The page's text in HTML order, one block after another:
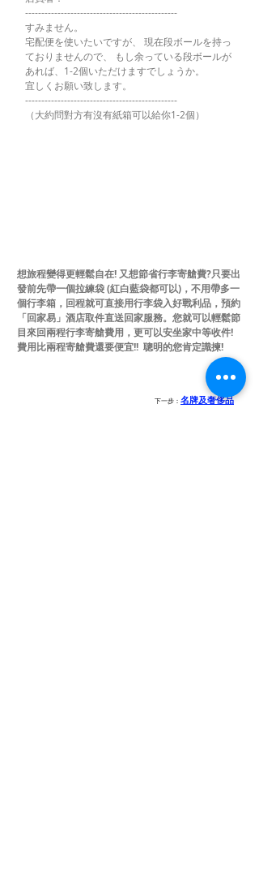
-----------------------------------------------
すみません。
宅配便を使いたいですが、 現在段ボールを持っ
ておりませんので、 もし余っている段ボールが
あれば、1-2個いただけますでしょうか。
宜しくお願い致します。
-----------------------------------------------
（大約問對方有沒有紙箱可以給你1-2個）
想旅程變得更輕鬆自在! 又想節省行李寄艙費?​只要出
發前先帶一個拉練袋 (紅白藍袋都可以)，不用帶多一
個行李箱，回程就可直接用行李袋入好戰利品，預約
「回家易」酒店取件直送回家服務。您就可以輕鬆節
目來回兩程行李寄艙費用，更可以安坐家中等收件!
費用比兩程寄艙費還要便宜!! 聰明的您肯定識揀!
下一步： 名牌及奢侈品